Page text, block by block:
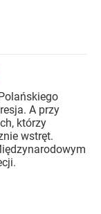
A przy
którzy
wstręt.